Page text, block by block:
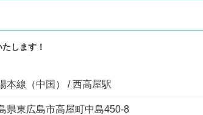
します！
本線（中国） / 西高屋駅
県東広島市高屋町中島450-8